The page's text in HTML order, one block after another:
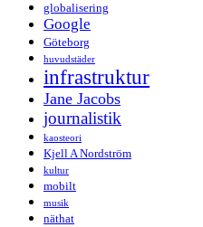
globalisering
Google
Göteborg
huvudstäder
infrastruktur
Jane Jacobs
journalistik
kaosteori
Kjell A Nordström
kultur
mobilt
musik
näthat